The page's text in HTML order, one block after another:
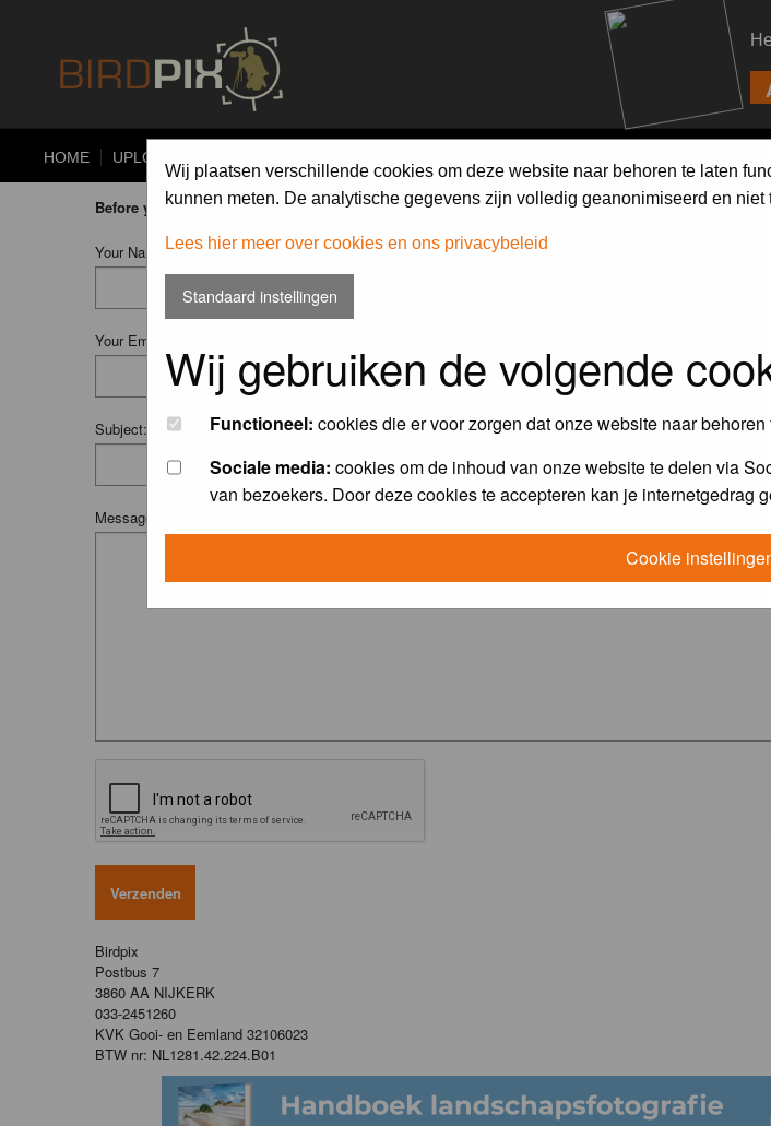
HOME UPLOAD
Wij plaatsen verschillende cookies om deze website naar behoren te laten
kunnen meten. De analytische gegevens zijn volledig geanonimiseerd en
Lees hier meer over cookies en ons privacybeleid
Standaard instellingen
Wij gebruiken de volgende
Functioneel: cookies die er voor zorgen dat onze website naar behoren
Sociale media: cookies om de inhoud van onze website te delen via
van bezoekers. Door deze cookies te accepteren kan je internetgedrag
Cookie
Before you ask your question:pleaseread the FAQorsearch on the forum first.
Your Name (Fill in your username if you have one):
Your Email:
Subject:
Message:
Birdpix
Postbus 7
3860 AA NIJKERK
033-2451260
KVK Gooi- en Eemland 32106023
BTW nr: NL1281.42.224.B01